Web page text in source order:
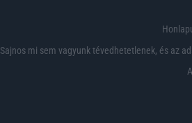
Sajnos mi sem vagyunk tévedhetetlenek, és az